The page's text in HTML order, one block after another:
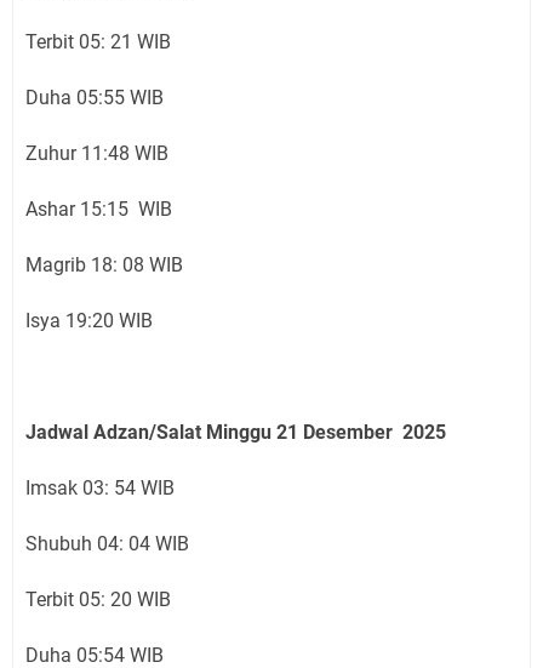
Terbit 05: 21 WIB
Duha 05:55 WIB
Zuhur 11:48 WIB
Ashar 15:15 WIB
Magrib 18: 08 WIB
Isya 19:20 WIB
Jadwal Adzan/Salat Minggu 21 Desember 2025
Imsak 03: 54 WIB
Shubuh 04: 04 WIB
Terbit 05: 20 WIB
Duha 05:54 WIB